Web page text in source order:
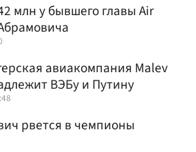
млн у бывшего главы Air
авиакомпания Malev
ВЭБу и Путину
рвется в чемпионы